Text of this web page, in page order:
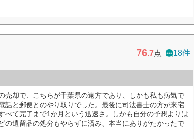
76.7点 18件
売却で、こちらが千葉県の遠方であり、しかも私も病気で
話と郵便とのやり取りでした。最後に司法書士の方が来宅
べて完了まで1か月という迅速さ。しかも自分の予想よりは
の遺留品の処分もやらずに済み、本当にありがたかったで